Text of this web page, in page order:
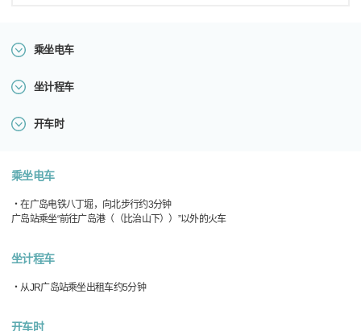
乘坐电车
坐计程车
开车时
乘坐电车
・在广岛电铁八丁堀，向北步行约3分钟
广岛站乘坐“前往广岛港（（比治山下））”以外的火车
坐计程车
・从JR广岛站乘坐出租车约5分钟
开车时